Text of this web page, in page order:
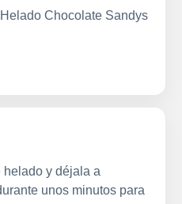
Chocolate Sandys
helado y déjala a
unos minutos para